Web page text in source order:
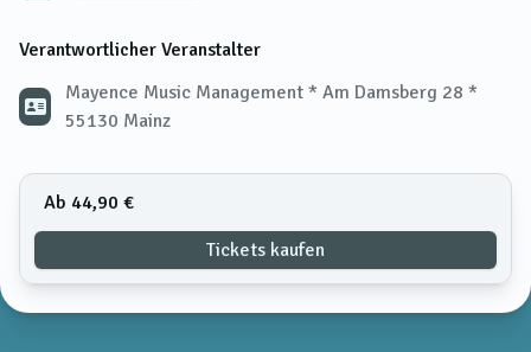
Verantwortlicher Veranstalter
Mayence Music Management * Am Damsberg 28 *
55130 Mainz
Ab 44,90 €
Tickets kaufen